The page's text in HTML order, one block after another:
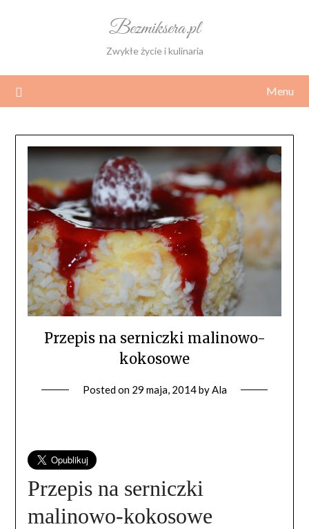
Bezmiksera.pl
Zwykłe życie i kulinaria
Menu
Przepis na serniczki malinowo-
kokosowe
Posted on 29 maja, 2014byAla
Przepis na serniczki
malinowo-kokosowe